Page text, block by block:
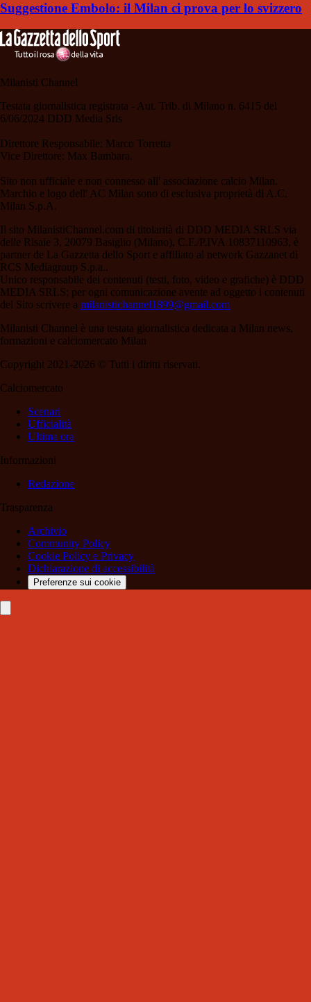
Suggestione Embolo: il Milan ci prova per lo svizzero
Milanisti Channel
Testata giornalistica registrata - Aut. Trib. di Milano n. 6415 del
6/06/2024 DDD Media Srls
Direttore Responsabile: Marco Torretta
Vice Direttore: Max Bambara.
Sito non ufficiale e non connesso all' associazione calcio Milan.
Marchio e logo dell' AC Milan sono di esclusiva proprietà di A.C.
Milan S.p.A.
Il sito MilanistiChannel.com di titolarità di DDD MEDIA SRLS via
delle Risaie 3, 20079 Basiglio (Milano), C.F./P.IVA 10837110963, è
partner de La Gazzetta dello Sport e affiliato al network Gazzanet di
RCS Mediagroup S.p.a..
Unico responsabile dei contenuti (testi, foto, video e grafiche) è DDD
MEDIA SRLS; per ogni comunicazione avente ad oggetto i contenuti
del Sito scrivere a milanistichannel1899@gmail.com
Milanisti Channel è una testata giornalistica dedicata a Milan news,
formazioni e calciomercato Milan
Copyright 2021-2026 © Tutti i diritti riservati.
Calciomercato
Scenari
Ufficialità
Ultima ora
Informazioni
Redazione
Trasparenza
Archivio
Community Policy
Cookie Policy e Privacy
Dichiarazione di accessibilità
Preferenze sui cookie